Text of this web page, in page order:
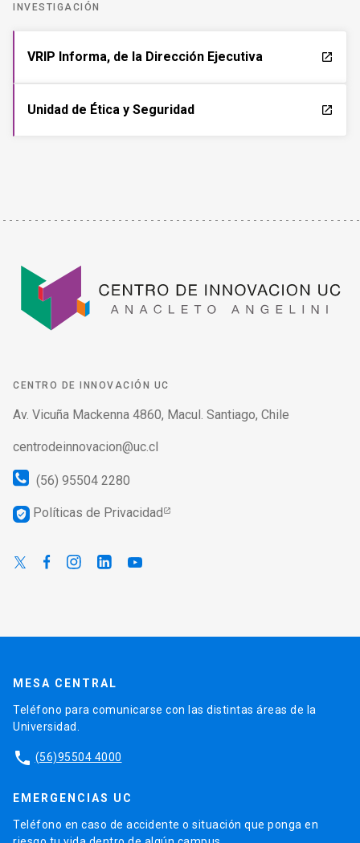
INVESTIGACIÓN
VRIP Informa, de la Dirección Ejecutiva launch
Unidad de Ética y Seguridad launch
CENTRO DE INNOVACIÓN UC
Av. Vicuña Mackenna 4860, Macul. Santiago, Chile
centrodeinnovacion@uc.cl
(56) 95504 2280
verified_user Políticas de Privacidad
MESA CENTRAL
Teléfono para comunicarse con las distintas áreas de la
Universidad.
phone (56)95504 4000
EMERGENCIAS UC
Teléfono en caso de accidente o situación que ponga en